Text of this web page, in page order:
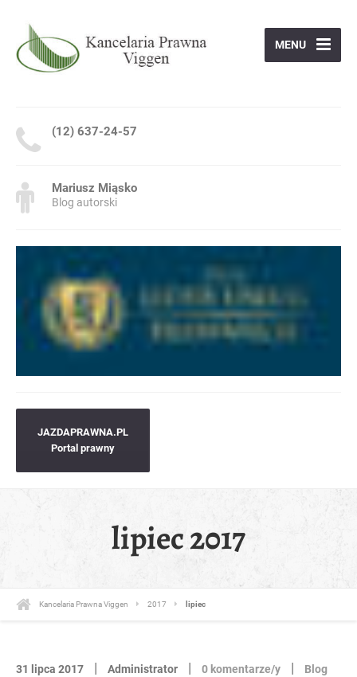
(12) 637-24-57
Mariusz Miąsko
Blog autorski
MENU
JAZDAPRAWNA.PL
Portal prawny
lipiec 2017
Kancelaria Prawna Viggen 2017 lipiec
31 lipca 2017 | Administrator | 0 komentarze/y |
Blog